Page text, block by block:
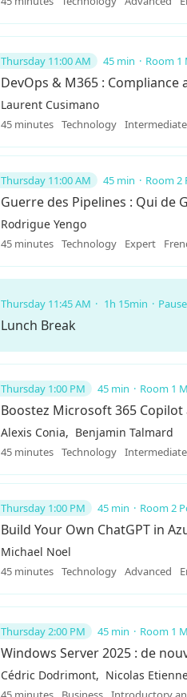
Thursday 11:00 AM 45 min Room 1
DevOps & M365 :
Laurent Cusimano
45 minutes Technology Intermediate
Thursday 11:00 AM 45 min Room 2
Guerre des Pipelines : Qui de
Rodrigue Yengo
45 minutes Technology Expert
Thursday 11:45 AM 1h 15min Pause
Lunch Break
Thursday 1:00 PM 45 min Room 1
Boostez Microsoft 365
Alexis Conia Benjamin Talmard
45 minutes Technology Intermediate
Thursday 1:00 PM 45 min Room 2
Build Your Own ChatGPT in
Michael Noel
45 minutes Technology Advanced
Thursday 2:00 PM 45 min Room 1
Windows Server 2025 : de
Cédric Dodrimont Nicolas